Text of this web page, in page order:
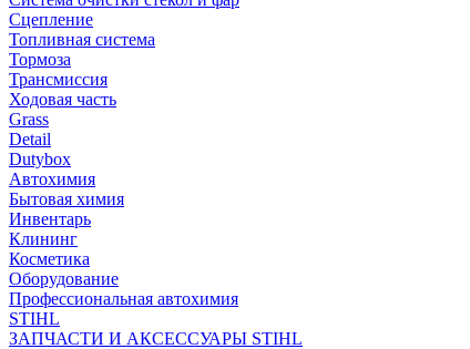
Сцепление
Топливная система
Тормоза
Трансмиссия
Ходовая часть
Grass
Detail
Dutybox
Автохимия
Бытовая химия
Инвентарь
Клининг
Косметика
Оборудование
Профессиональная автохимия
STIHL
ЗАПЧАСТИ И АКСЕССУАРЫ STIHL